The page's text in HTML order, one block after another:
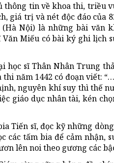
thông tin về khoa thi, triều
giá trị và nét độc đáo của
(Hà Nội) là những bài
Miếu có bài ký ghi lịch
học sĩ Thân Nhân Trung
thi năm 1442 có đoạn viết:
nguyên khí suy thì thế
giáo dục nhân tài, kén
Tiến sĩ, đọc kỹ những
các tấm bia để cảm
lên noi theo gương các